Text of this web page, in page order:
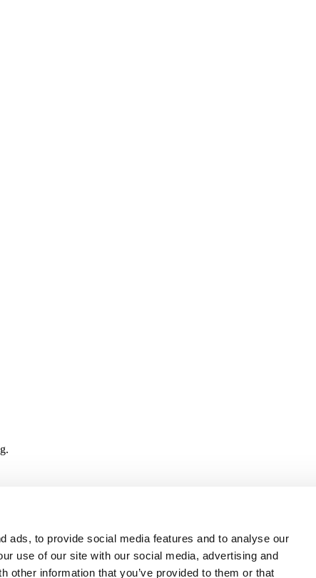
ads, to provide social media features and to analyse our
use of our site with our social media, advertising and
other information that you’ve provided to them or that